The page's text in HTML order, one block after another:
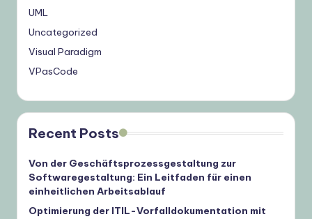
UML
Uncategorized
Visual Paradigm
VPasCode
Recent Posts
Von der Geschäftsprozessgestaltung zur
Softwaregestaltung: Ein Leitfaden für einen
einheitlichen Arbeitsablauf
Optimierung der ITIL-Vorfalldokumentation mit